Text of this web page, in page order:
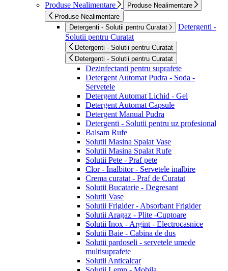
Produse Nealimentare
Produse Nealimentare
Produse Nealimentare
Detergenti - Solutii pentru Curatat
Detergenti -
Solutii pentru Curatat
Detergenti - Solutii pentru Curatat
Detergenti - Solutii pentru Curatat
Dezinfectanti pentru suprafete
Detergent Automat Pudra - Soda -
Servetele
Detergent Automat Lichid - Gel
Detergent Automat Capsule
Detergent Manual Pudra
Detergenti - Solutii pentru uz profesional
Balsam Rufe
Solutii Masina Spalat Vase
Solutii Masina Spalat Rufe
Solutii Pete - Praf pete
Clor - Inalbitor - Servetele inalbire
Crema curatat - Praf de Curatat
Solutii Bucatarie - Degresant
Solutii Vase
Solutii Frigider - Absorbant Frigider
Solutii Aragaz - Plite -Cuptoare
Solutii Inox - Argint - Electrocasnice
Solutii Baie - Cabina de dus
Solutii pardoseli - servetele umede
multisuprafete
Solutii Anticalcar